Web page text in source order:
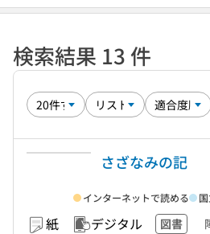
検索結果 13 件
さざなみの記
紙 デジタル 図書
インターネットで読める